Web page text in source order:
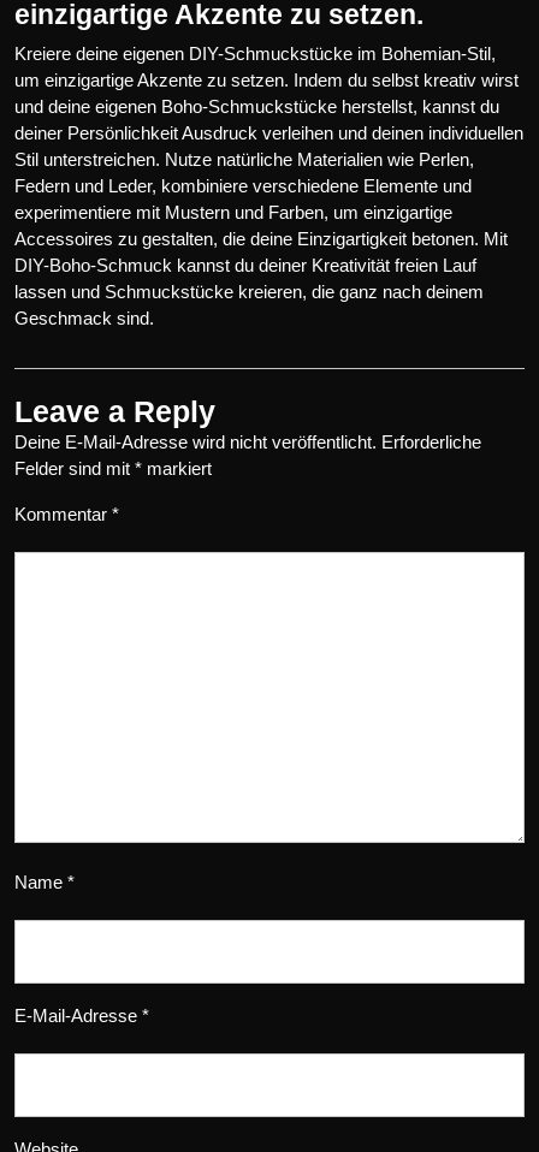
einzigartige Akzente zu setzen.
Kreiere deine eigenen DIY-Schmuckstücke im Bohemian-Stil,
um einzigartige Akzente zu setzen. Indem du selbst kreativ wirst
und deine eigenen Boho-Schmuckstücke herstellst, kannst du
deiner Persönlichkeit Ausdruck verleihen und deinen individuellen
Stil unterstreichen. Nutze natürliche Materialien wie Perlen,
Federn und Leder, kombiniere verschiedene Elemente und
experimentiere mit Mustern und Farben, um einzigartige
Accessoires zu gestalten, die deine Einzigartigkeit betonen. Mit
DIY-Boho-Schmuck kannst du deiner Kreativität freien Lauf
lassen und Schmuckstücke kreieren, die ganz nach deinem
Geschmack sind.
Leave a Reply
Deine E-Mail-Adresse wird nicht veröffentlicht. Erforderliche
Felder sind mit * markiert
Kommentar *
Name *
E-Mail-Adresse *